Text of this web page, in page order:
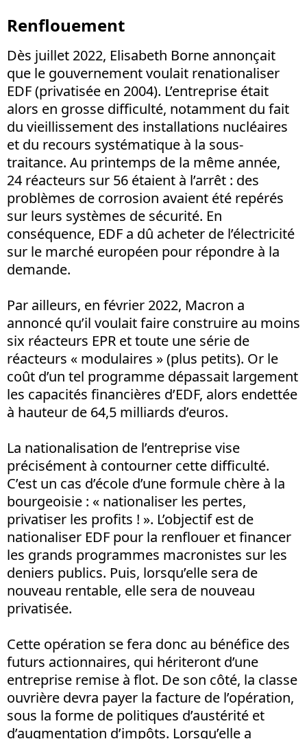
Renflouement
Dès juillet 2022, Elisabeth Borne annonçait
que le gouvernement voulait renationaliser
EDF (privatisée en 2004). L’entreprise était
alors en grosse difficulté, notamment du fait
du vieillissement des installations nucléaires
et du recours systématique à la sous-
traitance. Au printemps de la même année,
24 réacteurs sur 56 étaient à l’arrêt : des
problèmes de corrosion avaient été repérés
sur leurs systèmes de sécurité. En
conséquence, EDF a dû acheter de l’électricité
sur le marché européen pour répondre à la
demande.
Par ailleurs, en février 2022, Macron a
annoncé qu’il voulait faire construire au moins
six réacteurs EPR et toute une série de
réacteurs « modulaires » (plus petits). Or le
coût d’un tel programme dépassait largement
les capacités financières d’EDF, alors endettée
à hauteur de 64,5 milliards d’euros.
La nationalisation de l’entreprise vise
précisément à contourner cette difficulté.
C’est un cas d’école d’une formule chère à la
bourgeoisie : « nationaliser les pertes,
privatiser les profits ! ». L’objectif est de
nationaliser EDF pour la renflouer et financer
les grands programmes macronistes sur les
deniers publics. Puis, lorsqu’elle sera de
nouveau rentable, elle sera de nouveau
privatisée.
Cette opération se fera donc au bénéfice des
futurs actionnaires, qui hériteront d’une
entreprise remise à flot. De son côté, la classe
ouvrière devra payer la facture de l’opération,
sous la forme de politiques d’austérité et
d’augmentation d’impôts. Lorsqu’elle a